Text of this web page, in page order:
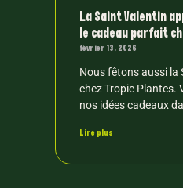
La Saint Valentin
le cadeau parfait
février 13, 2026
Nous fêtons aussi la
chez Tropic Plantes.
nos idées cadeaux
Lire plus